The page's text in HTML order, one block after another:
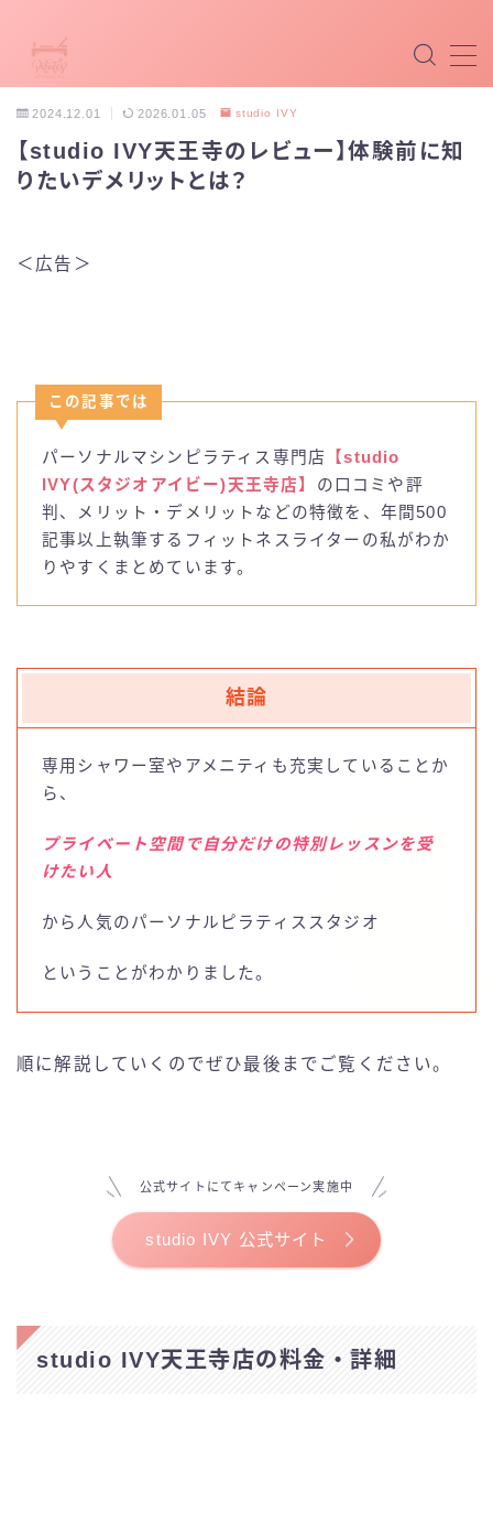
MENU
マシンピラティス
パーソナルピラティス
お問い合わせ
luluto(ルルト)
BeatPilates
CLUB PILATES(クラブピラティス)
LALA PILATES
Pilates Mee
Rintosull(リントスル)
WECLE
2024.12.01 2026.01.05 studio IVY
【studio IVY天王寺のレビュー】体験前に知
りたいデメリットとは？
＜広告＞
この記事では
パーソナルマシンピラティス専門店
【studio
IVY(スタジオアイビー)天王寺店】 の口コミや評
判、メリット・デメリットなどの特徴を、年間500
記事以上執筆するフィットネスライターの私がわか
りやすくまとめています。
結論
専用シャワー室やアメニティも充実していることか
ら、
プライベート空間で自分だけの特別レッスンを受
けたい人
から人気のパーソナルピラティススタジオ
ということがわかりました。
順に解説していくのでぜひ最後までご覧ください。
公式サイトにてキャンペーン実施中
studio IVY 公式サイト
studio IVY天王寺店の料金・詳細